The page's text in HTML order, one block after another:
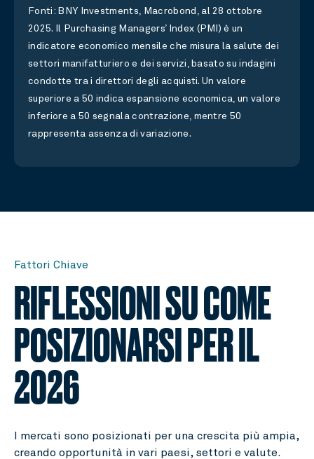
Fonti: BNY Investments, Macrobond, al 28 ottobre
2025. Il Purchasing Managers’ I ndex (PMI) è un
indicatore economico mensile che misura la salute dei
settori manifatturiero e dei servizi, basato su indagini
condotte tra i direttori degli acquisti. Un valore
superiore a 50 indica espansione economica, un valore
inferiore a 50 segnala contrazione, mentre 50
rappresenta assenza di variazione.
Fattori Chiave
RIFLESSIONI SU COME
POSIZIONARSI PER IL
2026
I mercati sono posizionati per una crescita più ampia,
creando opportunità in vari paesi, settori e valute.